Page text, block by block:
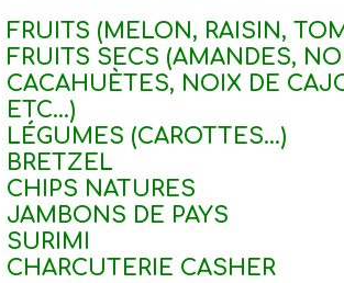
FRUITS (MELON, RAISIN,
FRUITS SECS (AMANDES,
CACAHUÈTES, NOIX DE
ETC...)
LÉGUMES (CAROTTES...)
BRETZEL
CHIPS NATURES
JAMBONS DE PAYS
SURIMI
CHARCUTERIE CASHER